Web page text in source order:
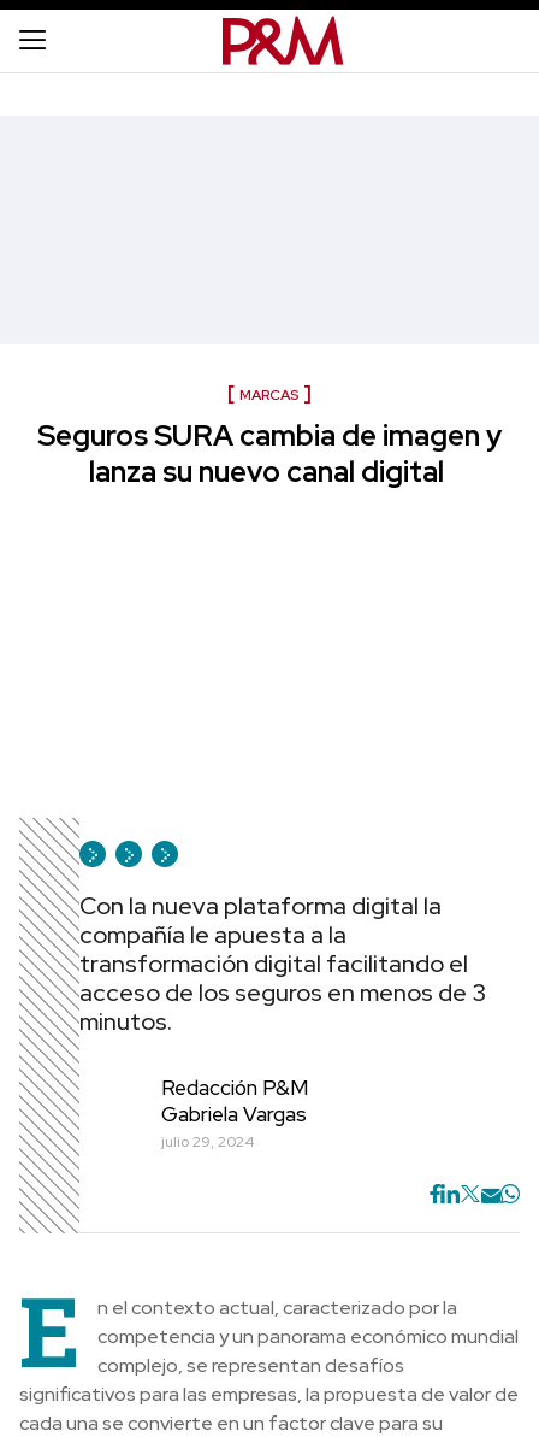
MARCAS
Seguros SURA cambia de imagen y
lanza su nuevo canal digital
Con la nueva plataforma digital la
compañía le apuesta a la
transformación digital facilitando el
acceso de los seguros en menos de 3
minutos.
Redacción P&M
Gabriela Vargas
julio 29, 2024
E
n el contexto actual, caracterizado por la
competencia y un panorama económico mundial
complejo, se representan desafíos
significativos para las empresas, la propuesta de valor de
cada una se convierte en un factor clave para su